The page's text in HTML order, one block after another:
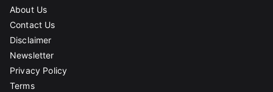
About Us
Contact Us
Disclaimer
Newsletter
Privacy Policy
Terms